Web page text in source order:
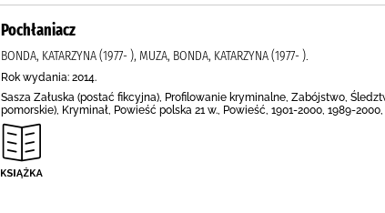
Pochłaniacz
BONDA, KATARZYNA (1977- ), MUZA, BONDA, KATARZYNA (1977- ).
Rok wydania: 2014.
Sasza Załuska (postać fikcyjna), Profilowanie kryminalne, Zabójstwo,
pomorskie), Kryminał, Powieść polska 21 w., Powieść, 1901-2000, 1989-2000,